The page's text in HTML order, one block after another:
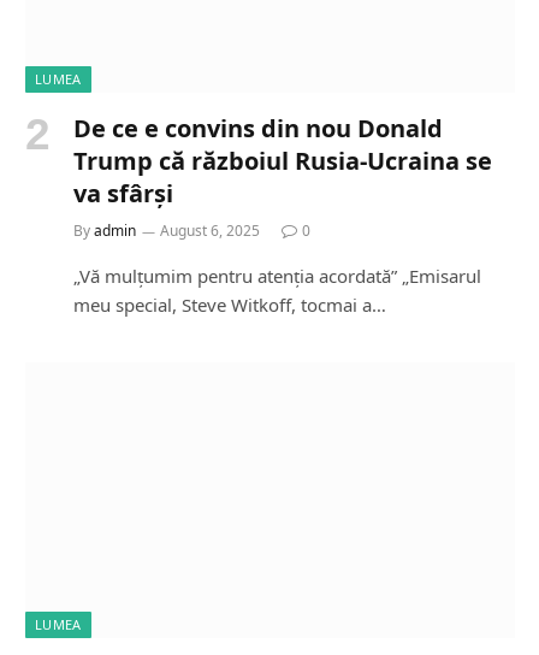
LUMEA
De ce e convins din nou Donald
Trump că războiul Rusia-Ucraina se
va sfârși
Byadmin August 6, 2025 0
„Vă mulțumim pentru atenția acordată” „Emisarul
meu special, Steve Witkoff, tocmai a…
LUMEA